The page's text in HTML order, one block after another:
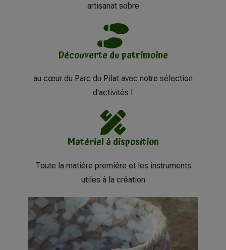
artisanat sobre
Découverte du patrimoine
au cœur du Parc du Pilat avec notre sélection
d'activités !
Matériel à disposition
Toute la matière première et les instruments
utiles à la création